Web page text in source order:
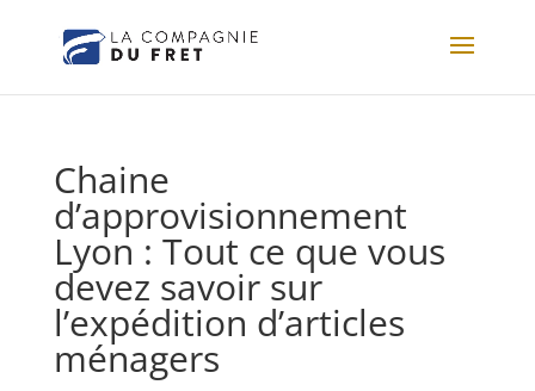
Chaine
d’approvisionnement
Lyon : Tout ce que vous
devez savoir sur
l’expédition d’articles
ménagers